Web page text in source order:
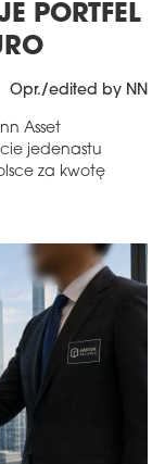
PORTFEL
Opr./edited by NN
Asset
jedenastu
za kwotę